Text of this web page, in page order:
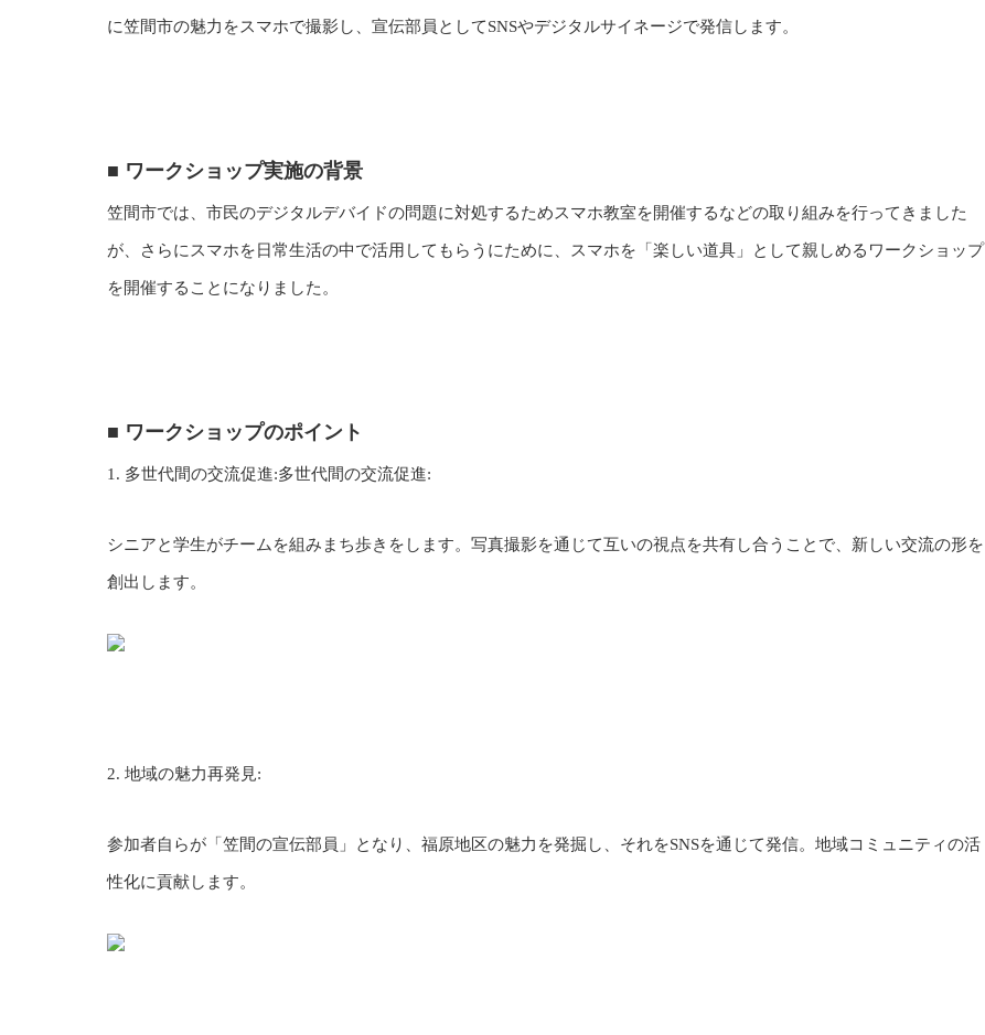
に笠間市の魅力をスマホで撮影し、宣伝部員としてSNSやデジタルサイネージで発信します。
■ ワークショップ実施の背景
笠間市では、市民のデジタルデバイドの問題に対処するためスマホ教室を開催するなどの取り組みを行ってきました
が、さらにスマホを日常生活の中で活用してもらうにために、スマホを「楽しい道具」として親しめるワークショップ
を開催することになりました。
■ ワークショップのポイント
1. 多世代間の交流促進:多世代間の交流促進:
シニアと学生がチームを組みまち歩きをします。写真撮影を通じて互いの視点を共有し合うことで、新しい交流の形を
創出します。
2. 地域の魅力再発見:
参加者自らが「笠間の宣伝部員」となり、福原地区の魅力を発掘し、それをSNSを通じて発信。地域コミュニティの活
性化に貢献します。